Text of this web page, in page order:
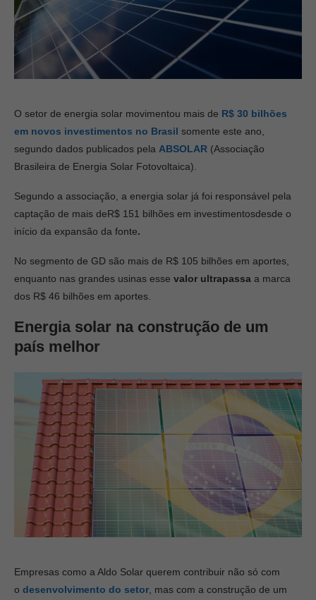
O setor de energia solar movimentou mais de R$ 30 bilhões
em novos investimentos no Brasil somente este ano,
segundo dados publicados pela ABSOLAR (Associação
Brasileira de Energia Solar Fotovoltaica).
Segundo a associação, a energia solar já foi responsável pela
captação de mais deR$ 151 bilhões em investimentosdesde o
início da expansão da fonte.
No segmento de GD são mais de R$ 105 bilhões em aportes,
enquanto nas grandes usinas esse valor ultrapassa a marca
dos R$ 46 bilhões em aportes.
Energia solar na construção de um
país melhor
Empresas como a Aldo Solar querem contribuir não só com
o desenvolvimento do setor , mas com a construção de um